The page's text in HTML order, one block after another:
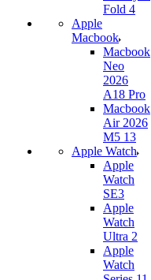
Fold 4
Apple
Macbook
Macbook
Neo
2026
A18 Pro
Macbook
Air 2026
M5 13
Apple Watch
Apple
Watch
SE3
Apple
Watch
Ultra 2
Apple
Watch